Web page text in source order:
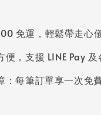
免運，輕鬆帶走心
便，支援 LINE Pay
：每筆訂單享一次免